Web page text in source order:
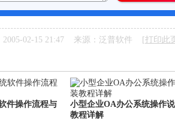
2005-02-15 21:47 来源：泛普软件 [打印此
件操作流程与
小型企业OA办公系统操作
教程详解